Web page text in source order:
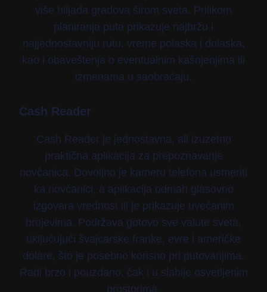
više hiljada gradova širom sveta. Prilikom
planiranja puta prikazuje najbržu i
najjednostavniju rutu, vreme polaska i dolaska,
kao i obaveštenja o eventualnim kašnjenjima ili
izmenama u saobraćaju.
Cash Reader
Cash Reader je jednostavna, ali izuzetno
praktična aplikacija za prepoznavanje
novčanica. Dovoljno je kameru telefona usmeriti
ka novčanici, a aplikacija odmah glasovno
izgovara vrednost ili je prikazuje uvećanim
brojevima. Podržava gotovo sve valute sveta,
uključujući švajcarske franke, evre i američke
dolare, što je posebno korisno pri putovanjima.
Radi brzo i pouzdano, čak i u slabije osvetljenim
prostorima.